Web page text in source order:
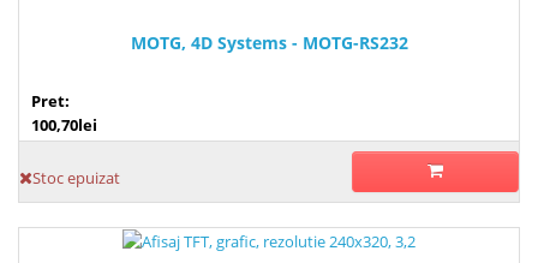
MOTG, 4D Systems - MOTG-RS232
Pret:
100,70lei
Stoc epuizat